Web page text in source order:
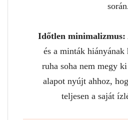
Időtlen minimalizmus:
és a minták hiányának
ruha soha nem megy
alapot nyújt ahhoz,
teljesen a saját